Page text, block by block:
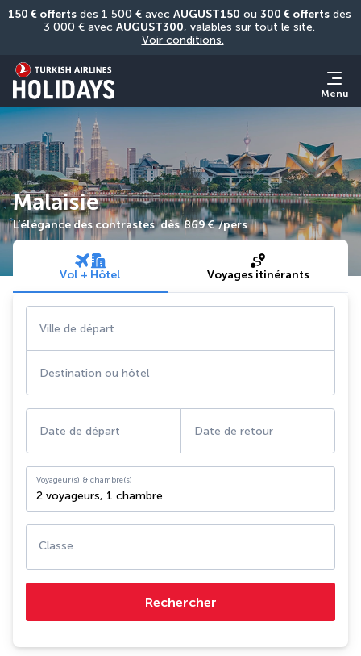
150 € offerts dès 1 500 € avec AUGUST150 ou 300 € offerts dès
3 000 € avec AUGUST300
Voir conditions.
Menu
Malaisie
L’élégance des contrastes dès 869 € /pers
Vol + Hôtel Voyages itinérants
Ville de départ
Destination ou hôtel
Date de départ Date de retour
Voyageur(s) & chambre(s)
2 voyageurs, 1 chambre
Classe
Rechercher